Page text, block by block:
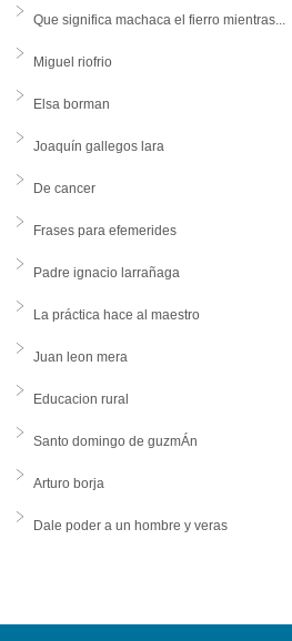
Que significa machaca el fierro mientras...
Miguel riofrio
Elsa borman
Joaquín gallegos lara
De cancer
Frases para efemerides
Padre ignacio larrañaga
La práctica hace al maestro
Juan leon mera
Educacion rural
Santo domingo de guzmÁn
Arturo borja
Dale poder a un hombre y veras